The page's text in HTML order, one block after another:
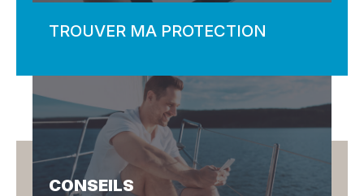
TROUVER MA PROTECTION
CONSEILS